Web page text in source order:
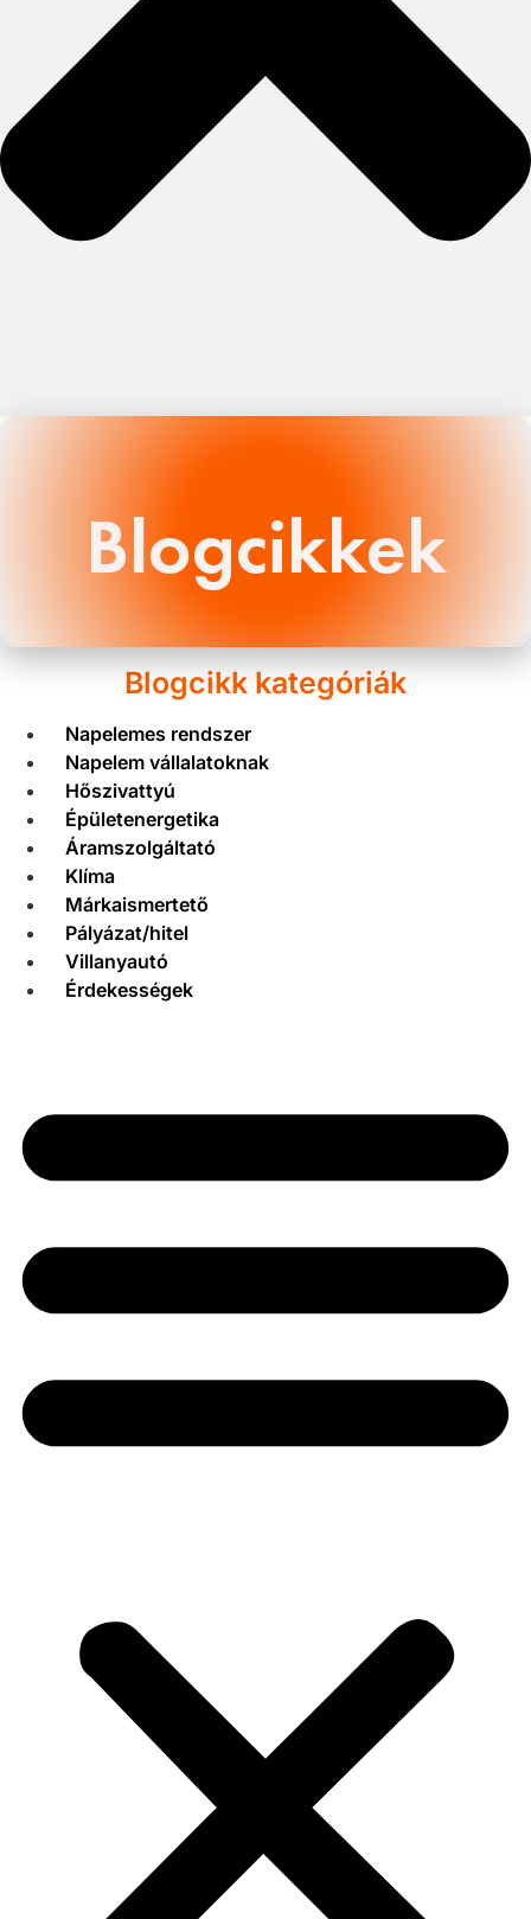
Blogcikkek
Blogcikk kategóriák
Napelemes rendszer
Napelem vállalatoknak
Hőszivattyú
Épületenergetika
Áramszolgáltató
Klíma
Márkaismertető
Pályázat/hitel
Villanyautó
Érdekességek